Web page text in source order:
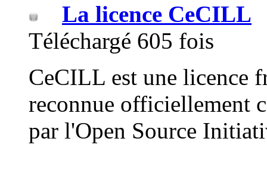
La licence CeCILL
Téléchargé 605 fois
CeCILL est une licence
reconnue officiellement
par l'Open Source